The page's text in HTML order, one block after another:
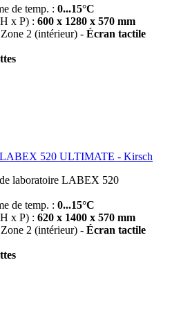
de temp. : 0...15°C
x P) : 600 x 1280 x 570 mm
2 (intérieur) - Écran tactile
LABEX 520 ULTIMATE - Kirsch
laboratoire LABEX 520
de temp. : 0...15°C
x P) : 620 x 1400 x 570 mm
2 (intérieur) - Écran tactile